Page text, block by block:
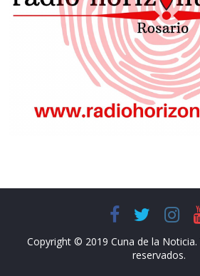
Copyright © 2019 Cuna de la
reservados.